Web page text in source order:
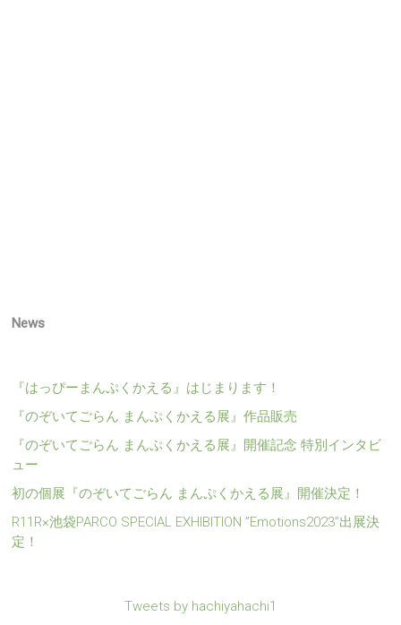
News
『はっぴーまんぷくかえる』はじまります！
『のぞいてごらん まんぷくかえる展』作品販売
『のぞいてごらん まんぷくかえる展』開催記念 特別インタビ
ュー
初の個展『のぞいてごらん まんぷくかえる展』開催決定！
R11R×池袋PARCO SPECIAL EXHIBITION ”Emotions2023”出展決
定！
Tweets by hachiyahachi1